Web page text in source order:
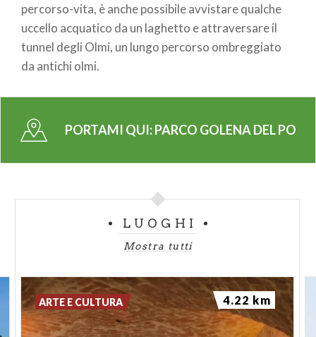
percorso-vita, è anche possibile avvistare qualche
uccello acquatico da un laghetto e attraversare il
tunnel degli Olmi, un lungo percorso ombreggiato
da antichi olmi.
PORTAMI QUI:PARCO GOLENA DEL PO
LUOGHI
Mostra tutti
ARTE E CULTURA 4.22 km